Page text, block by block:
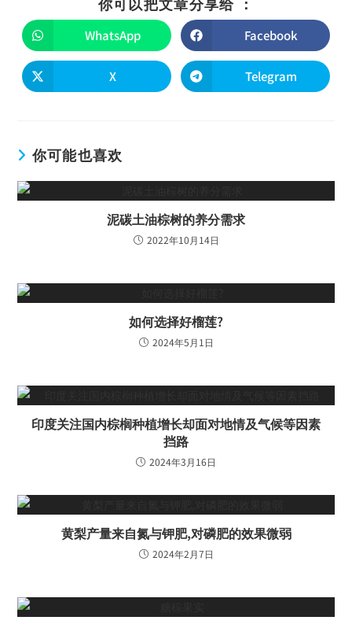
WhatsApp Facebook
X Telegram
你可能也喜欢
泥碳土油棕树的养分需求
2022年10月14日
如何选择好榴莲?
2024年5月1日
印度关注国内棕榈种植增长却面对地情及气候等因素
挡路
2024年3月16日
黄梨产量来自氮与钾肥,对磷肥的效果微弱
2024年2月7日